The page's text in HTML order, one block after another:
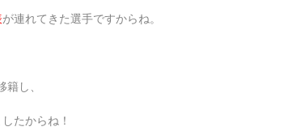
が連れてきた選手ですからね。
し、
たからね！